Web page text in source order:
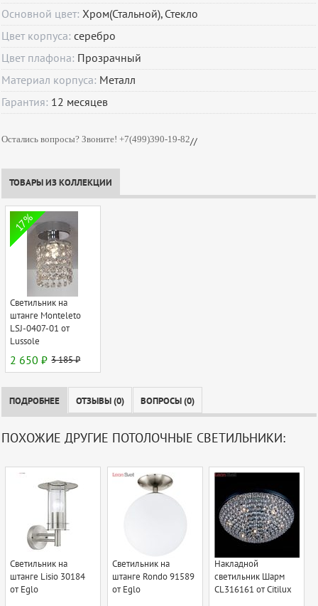
Основной цвет:Хром(Стальной), Стекло
Цвет корпуса:серебро
Цвет плафона: Прозрачный
Материал корпуса: Металл
Гарантия: 12 месяцев
Остались вопросы? Звоните! +7(499)390-19-82//
ТОВАРЫ ИЗ КОЛЛЕКЦИИ
17%
Светильник на
штанге Monteleto
LSJ-0407-01 от
Lussole
2 650 ₽ 3 185 ₽
ПОДРОБНЕЕ ОТЗЫВЫ (0) ВОПРОСЫ (0)
ПОХОЖИЕ ДРУГИЕ ПОТОЛОЧНЫЕ СВЕТИЛЬНИКИ:
Светильник на
штанге Lisio 30184
от Eglo
Светильник на
штанге Rondo 91589
от Eglo
Накладной
светильник Шарм
CL316161 от Citilux